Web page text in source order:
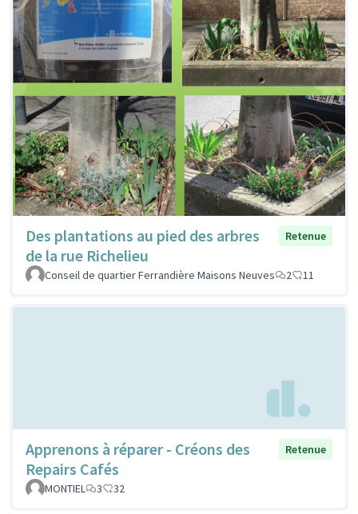
Des plantations au pied des arbres
de la rue Richelieu
Retenue
Conseil de quartier Ferrandière Maisons Neuves 2 11
Apprenons à réparer - Créons des
Repairs Cafés
Retenue
MONTIEL 3 32